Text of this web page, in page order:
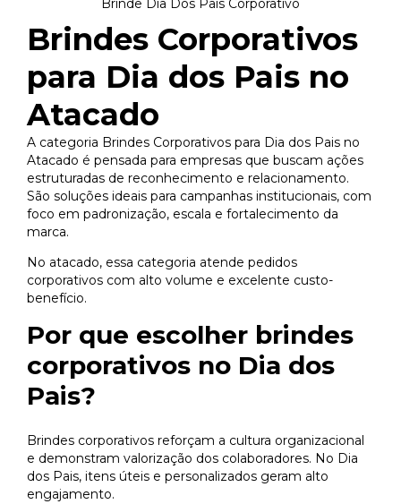
Brinde Dia Dos Pais Corporativo
Brindes Corporativos
para Dia dos Pais no
Atacado
A categoria Brindes Corporativos para Dia dos Pais no
Atacado é pensada para empresas que buscam ações
estruturadas de reconhecimento e relacionamento.
São soluções ideais para campanhas institucionais, com
foco em padronização, escala e fortalecimento da
marca.
No atacado, essa categoria atende pedidos
corporativos com alto volume e excelente custo-
benefício.
Por que escolher brindes
corporativos no Dia dos
Pais?
Brindes corporativos reforçam a cultura organizacional
e demonstram valorização dos colaboradores. No Dia
dos Pais, itens úteis e personalizados geram alto
engajamento.